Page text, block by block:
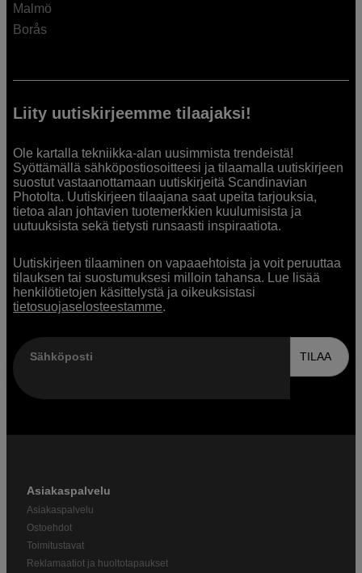
Malmö
Borås
Liity uutiskirjeemme tilaajaksi!
Ole kartalla tekniikka-alan uusimmista trendeistä!
Syöttämällä sähköpostiosoitteesi ja tilaamalla uutiskirjeen
suostut vastaanottamaan uutiskirjeitä Scandinavian
Photolta. Uutiskirjeen tilaajana saat upeita tarjouksia,
tietoa alan johtavien tuotemerkkien kuulumisista ja
uutuuksista sekä tietysti runsaasti inspiraatiota.
Uutiskirjeen tilaaminen on vapaaehtoista ja voit peruuttaa
tilauksen tai suostumuksesi milloin tahansa. Lue lisää
henkilötietojen käsittelystä ja oikeuksistasi
tietosuojaselosteestamme.
Sähköposti TILAA
Asiakaspalvelu
Asiakaspalvelu
Ostoehdot
Toimitustavat
Reklamaatiot ja huoltotapaukset